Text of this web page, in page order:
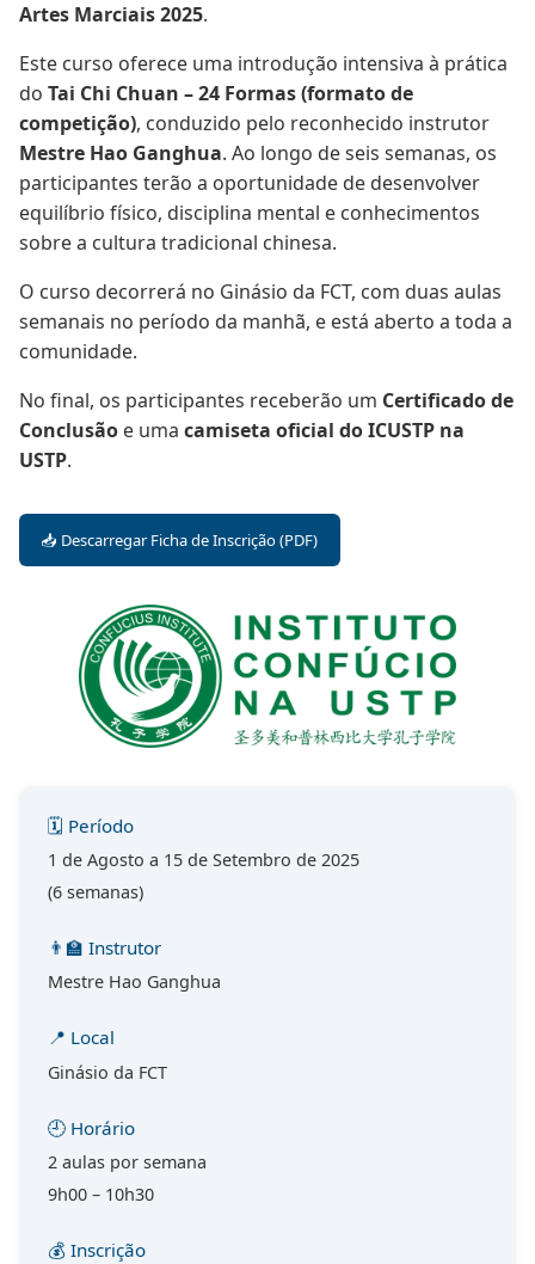
🗓 Período
1 de Agosto a 15 de Setembro de 2025
(6 semanas)
👨‍🏫 Instrutor
Mestre Hao Ganghua
📍 Local
Ginásio da FCT
🕘 Horário
2 aulas por semana
9h00 – 10h30
💰 Inscrição
Artes Marciais 2025.
Este curso oferece uma introdução intensiva à prática
do Tai Chi Chuan – 24 Formas (formato de
competição), conduzido pelo reconhecido instrutor
Mestre Hao Ganghua. Ao longo de seis semanas, os
participantes terão a oportunidade de desenvolver
equilíbrio físico, disciplina mental e conhecimentos
sobre a cultura tradicional chinesa.
O curso decorrerá no Ginásio da FCT, com duas aulas
semanais no período da manhã, e está aberto a toda a
comunidade.
No final, os participantes receberão um Certificado de
Conclusão e uma camiseta oficial do ICUSTP na
USTP.
📥 Descarregar Ficha de Inscrição (PDF)